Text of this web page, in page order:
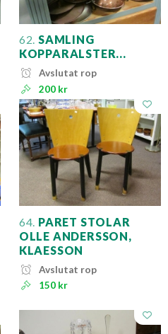
62. SAMLING
KOPPARALSTER...
Avslutat rop
200 kr
64. PARET STOLAR
OLLE ANDERSSON,
KLAESSON
Avslutat rop
150 kr